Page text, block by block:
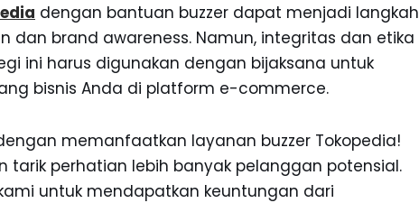
dengan bantuan buzzer dapat menjadi langkah
dan brand awareness. Namun, integritas dan etika
ini harus digunakan dengan bijaksana untuk
bisnis Anda di platform e-commerce.
memanfaatkan layanan buzzer Tokopedia!
tarik perhatian lebih banyak pelanggan potensial.
untuk mendapatkan keuntungan dari